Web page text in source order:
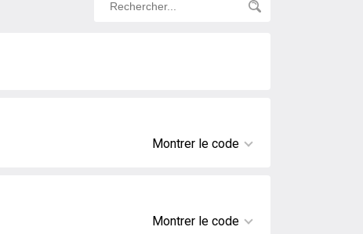
Montrer le code
Montrer le code